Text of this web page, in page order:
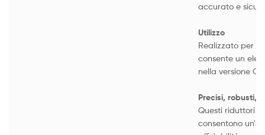
accurato e
Utilizzo
Realizzato per
consente un
nella versione CO
Precisi, robusti,
Questi riduttori
consentono